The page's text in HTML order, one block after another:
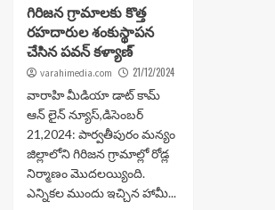
గిరిజన గ్రామాలకు కొత్త
రహదారుల శంకుస్థాపన
చేసిన పవన్ కళ్యాణ్
varahimedia.com 21/12/2024
వారాహి మీడియా డాట్ కామ్
ఆన్ లైన్ న్యూస్,డిసెంబర్
21,2024: పార్వతీపురం మన్యం
జిల్లాలోని గిరిజన గ్రామాల్లో రోడ్ల
నిర్మాణం మొదలయ్యింది.
ఎన్నికల ముందు ఇచ్చిన హామీ...